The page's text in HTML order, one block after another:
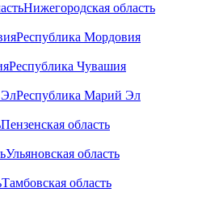
Нижегородская область
Республика Мордовия
Республика Чувашия
Республика Марий Эл
Пензенская область
Ульяновская область
Тамбовская область